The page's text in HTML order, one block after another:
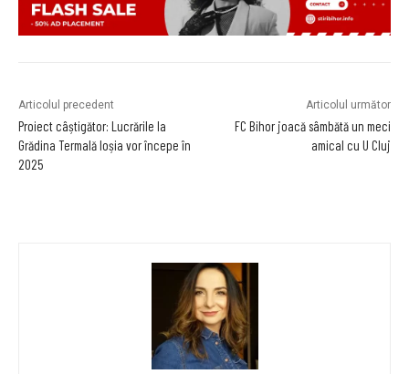
Articolul precedent
Proiect câștigător: Lucrările la
Grădina Termală Ioșia vor începe în
2025
Articolul următor
FC Bihor joacă sâmbătă un meci
amical cu U Cluj